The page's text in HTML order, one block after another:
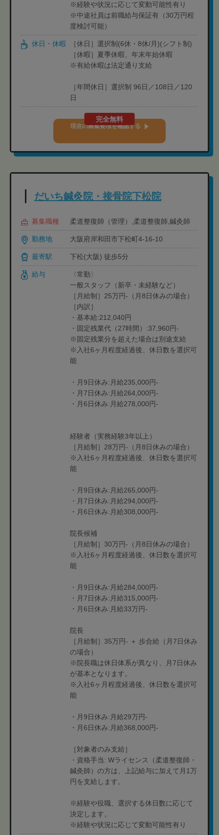
※経験や状況に応じて変動可能性有り
※中途社員は前職給与保証有（30万円程
度検討可能）
休日・休暇
［休日］選択制(6休・8休/月)(シフト制)
［休暇］夏季休暇、年末年始休暇
※有給休暇は法定通り支給
［年間休日］選択制 96日／108日／120
日
完全無料
現在の募集要項を確認する
だいち鍼灸院・接骨院下松院
募集職種 柔道整復師（管理）,柔道整復師,鍼灸師
勤務地 大阪府岸和田市下松町4-16-10
最寄駅 下松(大阪) 徒歩5分
給与
〈常勤〉
一般スタッフ（新卒・未経験など）
［月給制］25万円-（月8日休みの場合）
［内訳］
・基本給:212,040円
・固定残業代（27時間）:37,960円-
※固定残業分を超えた場合は別途支給
※入社6ヶ月程度経過後、休日数を選択可
能
・月9日休み:月給235,000円-
・月7日休み:月給264,000円-
・月6日休み:月給278,000円-
経験者（実務経験3年以上）
［月給制］28万円-（月8日休みの場合）
※入社6ヶ月程度経過後、休日数を選択可
能
・月9日休み:月給265,000円-
・月7日休み:月給294,000円-
・月6日休み:月給308,000円-
院長候補
［月給制］30万円-（月8日休みの場合）
※入社6ヶ月程度経過後、休日数を選択可
能
・月9日休み:月給284,000円-
・月7日休み:月給315,000円-
・月6日休み:月給33万円-
院長
［月給制］35万円- ＋ 歩合給（月7日休み
の場合）
※院長職は休日体系が異なり、月7日休み
が基本となります。
※入社6ヶ月程度経過後、休日数を選択可
能
・月9日休み:月給29万円-
・月6日休み:月給368,000円-
［対象者のみ支給］
・資格手当: Wライセンス（柔道整復師・
鍼灸師）の方は、上記給与に加えて月1万
円を支給します。
※経験や役職、選択する休日数に応じて
決定します。
※経験や状況に応じて変動可能性有り